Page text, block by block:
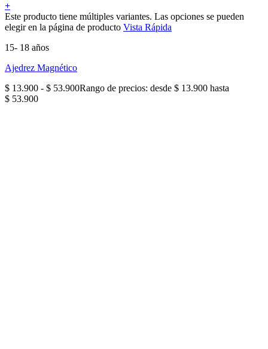
+
Este producto tiene múltiples variantes. Las opciones se pueden
elegir en la página de producto Vista Rápida
15- 18 años
Ajedrez Magnético
$ 13.900 - $ 53.900Rango de precios: desde $ 13.900 hasta
$ 53.900